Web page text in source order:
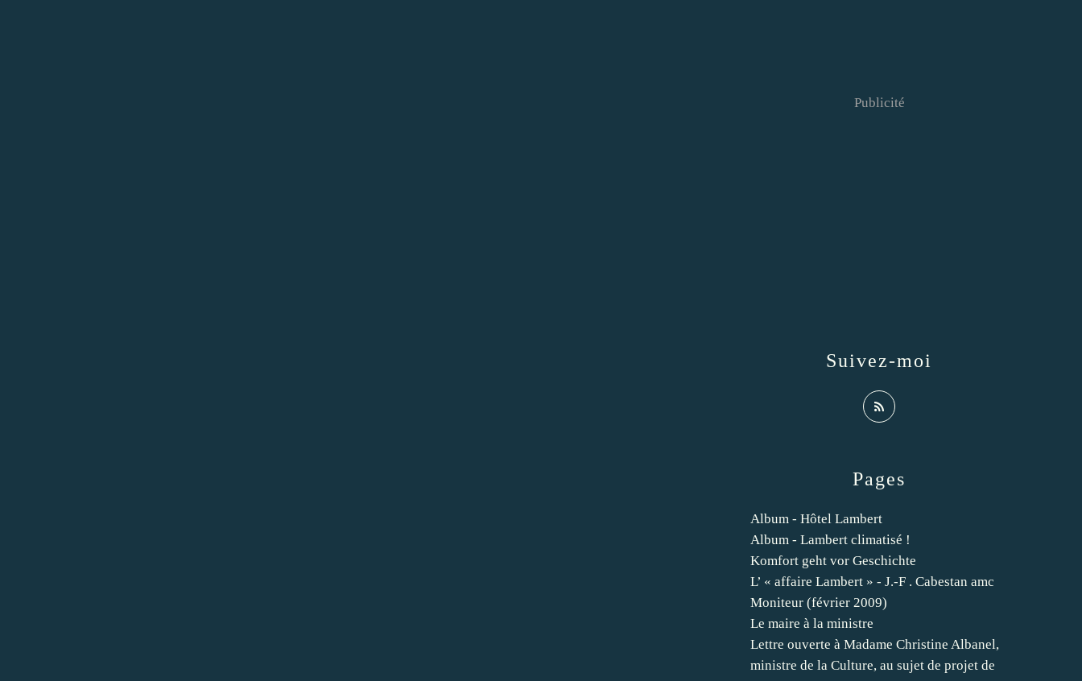
Pages
Album - Hôtel Lambert
Album - Lambert climatisé !
Komfort geht vor Geschichte
L’ « affaire Lambert » - J.-F . Cabestan amc
Moniteur (février 2009)
Le maire à la ministre
Lettre ouverte à Madame Christine Albanel,
ministre de la Culture, au sujet de projet de
Suivez-moi
Publicité